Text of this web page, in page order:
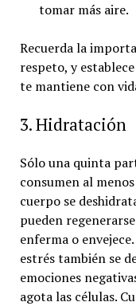
tomar más aire.
Recuerda la
respeto, y
te mantiene con
3. Hidratación
Sólo una quinta
consumen al
cuerpo se
pueden
enferma o
estrés también se
emociones
agota las células.